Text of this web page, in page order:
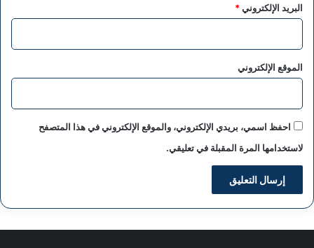
البريد الإلكتروني*
الموقع الإلكتروني
احفظ اسمي، بريدي الإلكتروني، والموقع الإلكتروني في هذا المتصفح
لاستخدامها المرة المقبلة في تعليقي.